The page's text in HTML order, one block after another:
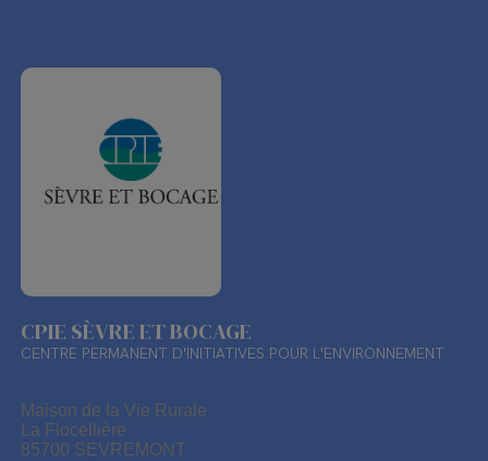
CPIE SÈVRE ET BOCAGE
CENTRE PERMANENT D'INITIATIVES POUR L'ENVIRONNEMENT
Maison de la Vie Rurale
La Flocellière
85700 SEVREMONT